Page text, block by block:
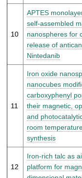
10
APTES
self-assembled
nanospheres for
release of
Nintedanib
11
Iron oxide
nanocubes
carboxyphenyl
their magnetic,
and
room
synthesis
12
Iron-rich talc as
platform for